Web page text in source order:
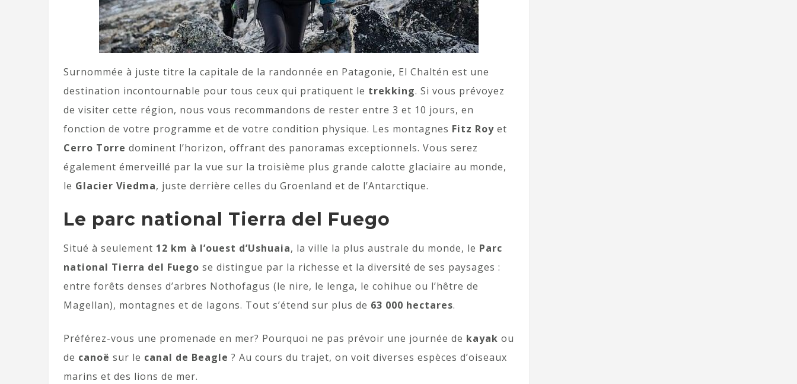
Surnommée à juste titre la capitale de la randonnée en Patagonie, El Chaltén est une
destination incontournable pour tous ceux qui pratiquent le trekking. Si vous prévoyez
de visiter cette région, nous vous recommandons de rester entre 3 et 10 jours, en
fonction de votre programme et de votre condition physique. Les montagnes Fitz Roy et
Cerro Torre dominent l’horizon, offrant des panoramas exceptionnels. Vous serez
également émerveillé par la vue sur la troisième plus grande calotte glaciaire au monde,
le Glacier Viedma, juste derrière celles du Groenland et de l’Antarctique.
Le parc national Tierra del Fuego
Situé à seulement 12 km à l’ouest d’Ushuaia, la ville la plus australe du monde, le Parc
national Tierra del Fuego se distingue par la richesse et la diversité de ses paysages :
entre forêts denses d’arbres Nothofagus (le nire, le lenga, le cohihue ou l’hêtre de
Magellan), montagnes et de lagons. Tout s’étend sur plus de 63 000 hectares.
Préférez-vous une promenade en mer? Pourquoi ne pas prévoir une journée de kayak ou
de canoë sur le canal de Beagle ? Au cours du trajet, on voit diverses espèces d’oiseaux
marins et des lions de mer.